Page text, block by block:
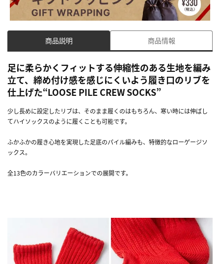
商品説明 商品情報
足に柔らかくフィットする伸縮性のある生地を編み
立て、締め付け感を感じにくいよう履き口のリブを
仕上げた“LOOSE PILE CREW SOCKS”
少し長めに設定したリブは、そのまま履くのはもちろん、寒い時には伸ばし
てハイソックスのように履くことも可能です。
ふかふかの履き心地を実現した足底のパイル編みも、特徴的なローゲージソ
ックス。
全13色のカラーバリエーションでの展開です。